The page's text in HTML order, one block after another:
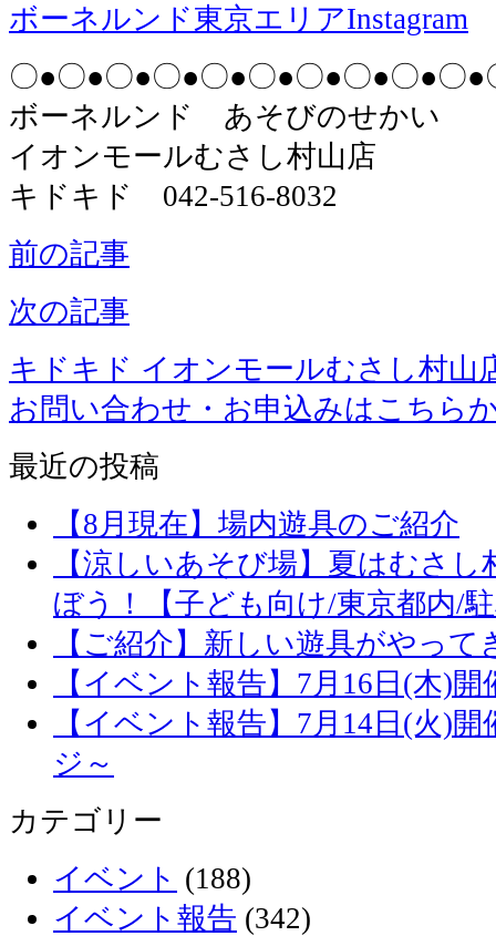
ボーネルンド東京エリアInstagram
〇●〇●〇●〇●〇●〇●〇●〇●〇●〇●
ボーネルンド あそびのせかい
イオンモールむさし村山店
キドキド 042-516-8032
前の記事
次の記事
キドキド イオンモールむさし村山
お問い合わせ・お申込みはこちら
最近の投稿
【8月現在】場内遊具のご紹介
【涼しいあそび場】夏はむさ
ぼう！【子ども向け/東京都内/
【ご紹介】新しい遊具がやって
【イベント報告】7月16日(木)
【イベント報告】7月14日(火)
ジ～
カテゴリー
イベント (188)
イベント報告 (342)